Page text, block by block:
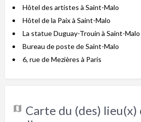
Hôtel des artistes à Saint-Malo
Hôtel de la Paix à Saint-Malo
La statue Duguay-Trouin à Saint-Malo
Bureau de poste de Saint-Malo
6, rue de Mezières à Paris
Carte du (des) lieu(x)